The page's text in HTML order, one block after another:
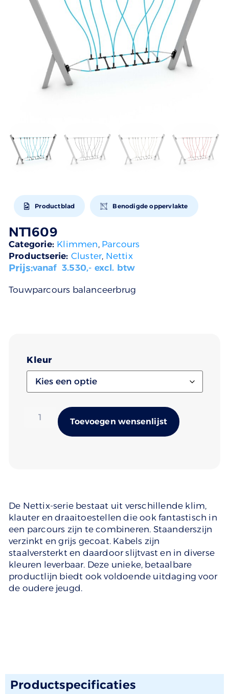
Productblad Benodigde oppervlakte
NT1609
Categorie: Klimmen, Parcours
Productserie: Cluster, Nettix
Prijs:vanaf 3.530,- excl. btw
Touwparcours balanceerbrug
Kleur
Toevoegen wensenlijst
De Nettix-serie bestaat uit verschillende klim,
klauter en draaitoestellen die ook fantastisch in
een parcours zijn te combineren. Staanderszijn
verzinkt en grijs gecoat. Kabels zijn
staalversterkt en daardoor slijtvast en in diverse
kleuren leverbaar. Deze unieke, betaalbare
productlijn biedt ook voldoende uitdaging voor
de oudere jeugd.
Productspecificaties